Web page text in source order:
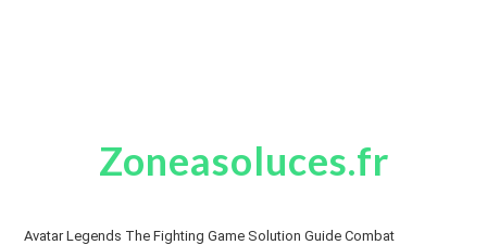
Zoneasoluces.fr
Avatar Legends The Fighting Game Solution Guide Combat